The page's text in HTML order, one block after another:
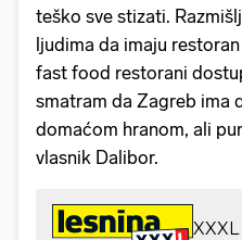
teško sve stizati.
ljudima da imaju
fast food restorani
smatram da Zagreb ima
domaćom hranom, ali
vlasnik Dalibor.